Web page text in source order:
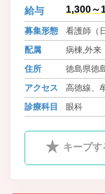
給与 1,300～
募集形態
看護師（
配属
病棟,外来
住所
徳島県徳
アクセス
高徳線、
診療科目
眼科
キープす